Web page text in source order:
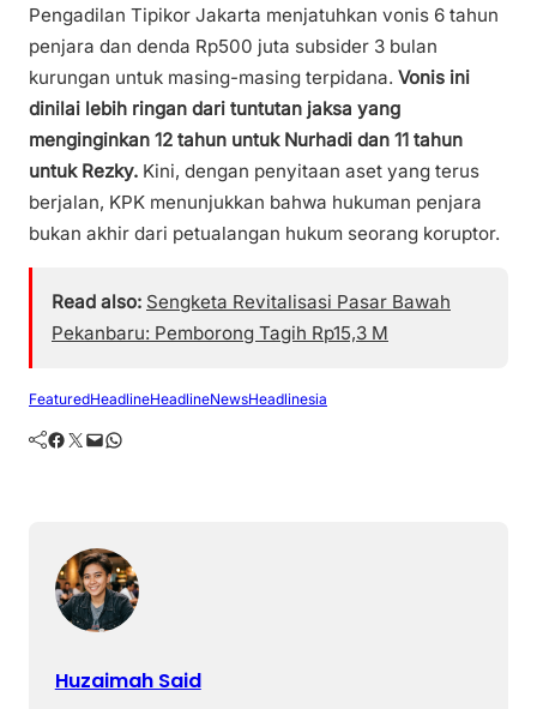
Pengadilan Tipikor Jakarta menjatuhkan vonis 6 tahun
penjara dan denda Rp500 juta subsider 3 bulan
kurungan untuk masing-masing terpidana. Vonis ini
dinilai lebih ringan dari tuntutan jaksa yang
menginginkan 12 tahun untuk Nurhadi dan 11 tahun
untuk Rezky. Kini, dengan penyitaan aset yang terus
berjalan, KPK menunjukkan bahwa hukuman penjara
bukan akhir dari petualangan hukum seorang koruptor.
Read also: Sengketa Revitalisasi Pasar Bawah
Pekanbaru: Pemborong Tagih Rp15,3 M
FeaturedHeadlineHeadlineNewsHeadlinesia
Facebook Twitter Mail WhatsApp
Huzaimah Said